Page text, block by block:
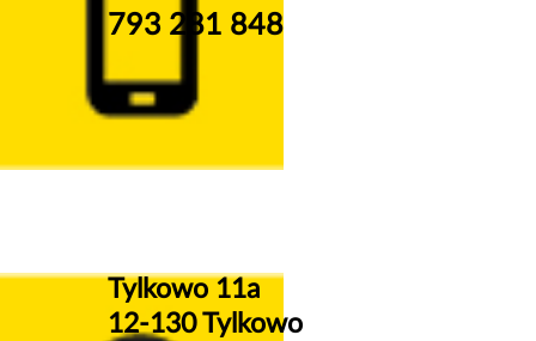
793 281 848
Tylkowo 11a
12-130 Tylkowo